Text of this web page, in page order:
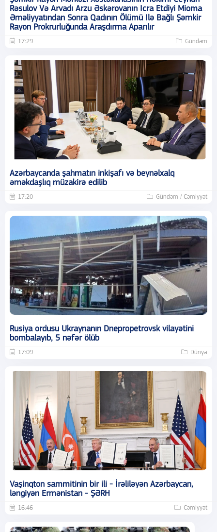
Rəsulov Və Arvadı Arzu Əskərovanın Icra Etdiyi Mioma
Əməliyyatından Sonra Qadının Ölümü Ilə Bağlı Şəmkir
Rayon Prokrurluğunda Araşdırma Aparılır
17:29 Gündəm
Azərbaycanda şahmatın inkişafı və beynəlxalq
əməkdaşlıq müzakirə edilib
17:20 Gündəm / Cəmiyyət
Rusiya ordusu Ukraynanın Dnepropetrovsk vilayətini
bombalayıb, 5 nəfər ölüb
17:09 Dünya
Vaşinqton sammitinin bir ili - İrəliləyən Azərbaycan,
ləngiyən Ermənistan - ŞƏRH
16:46 Cəmiyyət